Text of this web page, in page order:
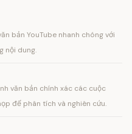
bản YouTube nhanh chóng với
nội dung.
văn bản chính xác các cuộc
để phân tích và nghiên cứu.